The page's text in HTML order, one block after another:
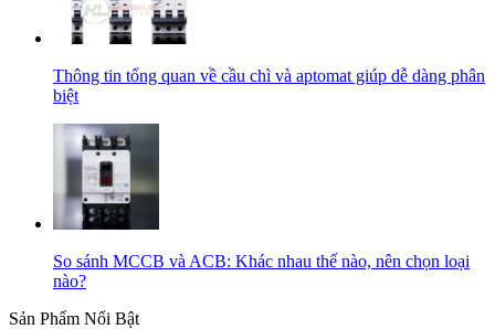
Thông tin tổng quan về cầu chì và aptomat giúp dễ dàng phân
biệt
So sánh MCCB và ACB: Khác nhau thế nào, nên chọn loại
nào?
Sản Phẩm Nổi Bật